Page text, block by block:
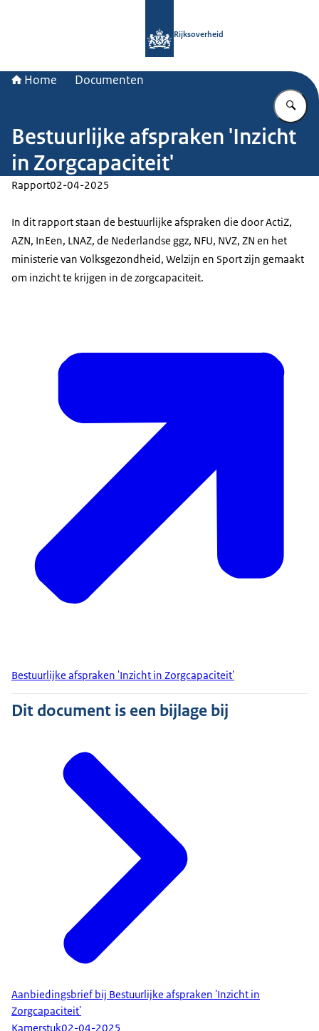
Rijksoverheid
Home Documenten
Bestuurlijke afspraken 'Inzicht
in Zorgcapaciteit'
Rapport02-04-2025
In dit rapport staan de bestuurlijke afspraken die door ActiZ,
AZN, InEen, LNAZ, de Nederlandse ggz, NFU, NVZ, ZN en het
ministerie van Volksgezondheid, Welzijn en Sport zijn gemaakt
om inzicht te krijgen in de zorgcapaciteit.
Bestuurlijke afspraken 'Inzicht in Zorgcapaciteit'
Dit document is een bijlage bij
Aanbiedingsbrief bij Bestuurlijke afspraken 'Inzicht in
Zorgcapaciteit'